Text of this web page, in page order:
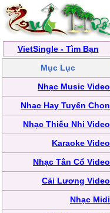
VietSingle - Tìm Bạn
Mục Lục
Nhạc Music Video
Nhạc Hay Tuyển Chọn
Nhạc Thiếu Nhi Video
Karaoke Video
Nhạc Tân Cổ Video
Cải Lương Video
Nhạc Midi